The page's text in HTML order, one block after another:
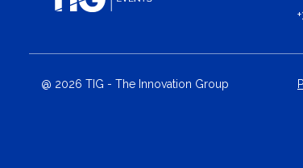
@ 2026 TIG - The Innovation Group